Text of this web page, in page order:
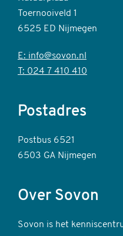
Toernooiveld 1
6525 ED Nijmegen
E: info@sovon.nl
T: 024 7 410 410
Postadres
Postbus 6521
6503 GA Nijmegen
Over Sovon
Sovon is het